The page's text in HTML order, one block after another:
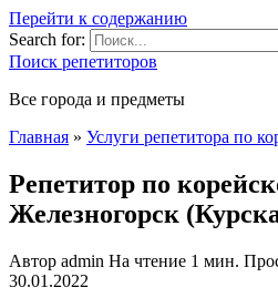
Перейти к содержанию
Search for:
Поиск репетиторов
Все города и предметы
Главная » Услуги репетитора по
Репетитор по
Железногорск
Автор admin На чтение 1 мин.
30.01.2022